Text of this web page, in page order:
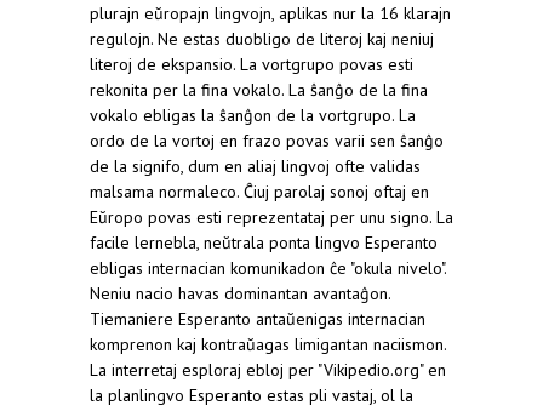
plurajn eŭropajn lingvojn, aplikas nur la 16 klarajn
regulojn. Ne estas duobligo de literoj kaj neniuj
literoj de ekspansio. La vortgrupo povas esti
rekonita per la fina vokalo. La ŝanĝo de la fina
vokalo ebligas la ŝanĝon de la vortgrupo. La
ordo de la vortoj en frazo povas varii sen ŝanĝo
de la signifo, dum en aliaj lingvoj ofte validas
malsama normaleco. Ĉiuj parolaj sonoj oftaj en
Eŭropo povas esti reprezentataj per unu signo. La
facile lernebla, neŭtrala ponta lingvo Esperanto
ebligas internacian komunikadon ĉe "okula nivelo".
Neniu nacio havas dominantan avantaĝon.
Tiemaniere Esperanto antaŭenigas internacian
komprenon kaj kontraŭagas limigantan naciismon.
La interretaj esploraj ebloj per "Vikipedio.org" en
la planlingvo Esperanto estas pli vastaj, ol la